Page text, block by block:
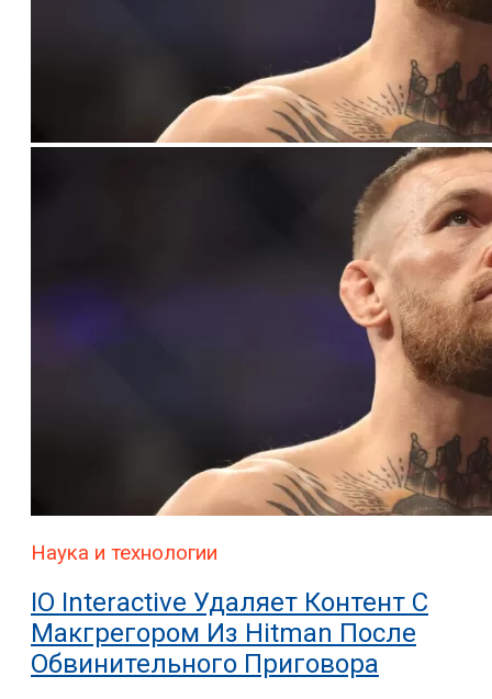
Наука и технологии
IO Interactive Удаляет Контент С
Макгрегором Из Hitman После
Обвинительного Приговора